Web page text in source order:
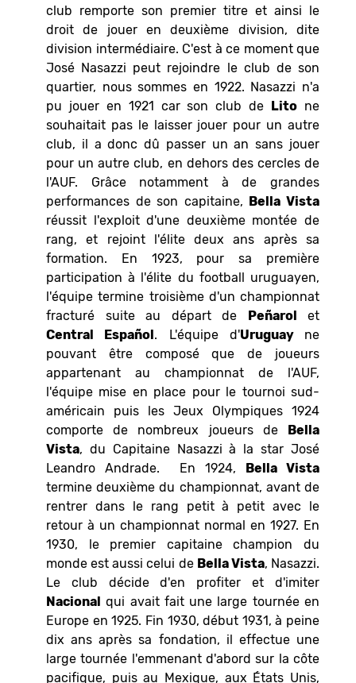
club remporte son premier titre et ainsi le
droit de jouer en deuxième division, dite
division intermédiaire. C'est à ce moment que
José Nasazzi peut rejoindre le club de son
quartier, nous sommes en 1922. Nasazzi n'a
pu jouer en 1921 car son club de Lito ne
souhaitait pas le laisser jouer pour un autre
club, il a donc dû passer un an sans jouer
pour un autre club, en dehors des cercles de
l'AUF. Grâce notamment à de grandes
performances de son capitaine, Bella Vista
réussit l'exploit d'une deuxième montée de
rang, et rejoint l'élite deux ans après sa
formation. En 1923, pour sa première
participation à l'élite du football uruguayen,
l'équipe termine troisième d'un championnat
fracturé suite au départ de Peñarol et
Central Español. L'équipe d'Uruguay ne
pouvant être composé que de joueurs
appartenant au championnat de l'AUF,
l'équipe mise en place pour le tournoi sud-
américain puis les Jeux Olympiques 1924
comporte de nombreux joueurs de Bella
Vista, du Capitaine Nasazzi à la star José
Leandro Andrade. En 1924, Bella Vista
termine deuxième du championnat, avant de
rentrer dans le rang petit à petit avec le
retour à un championnat normal en 1927. En
1930, le premier capitaine champion du
monde est aussi celui de Bella Vista, Nasazzi.
Le club décide d'en profiter et d'imiter
Nacional qui avait fait une large tournée en
Europe en 1925. Fin 1930, début 1931, à peine
dix ans après sa fondation, il effectue une
large tournée l'emmenant d'abord sur la côte
pacifique, puis au Mexique, aux États Unis,